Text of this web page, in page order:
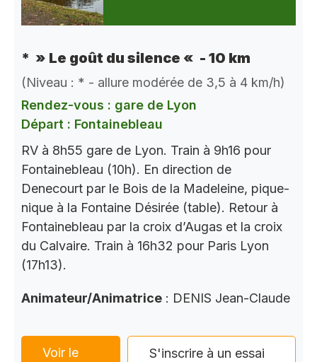
* » Le goût du silence « - 10 km
(Niveau : * - allure modérée de 3,5 à 4 km/h)
Rendez-vous : gare de Lyon
Départ : Fontainebleau
RV à 8h55 gare de Lyon. Train à 9h16 pour
Fontainebleau (10h). En direction de
Denecourt par le Bois de la Madeleine, pique-
nique à la Fontaine Désirée (table). Retour à
Fontainebleau par la croix d’Augas et la croix
du Calvaire. Train à 16h32 pour Paris Lyon
(17h13).
Animateur/Animatrice : DENIS Jean-Claude
Voir le S'inscrire à un essai